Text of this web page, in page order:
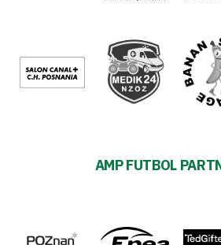
AMP FUTBOL